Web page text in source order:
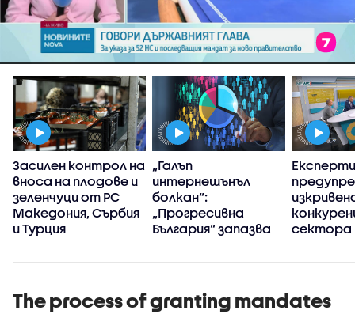
Засилен контрол на
вноса на плодове и
зеленчуци от РС
Македония, Сърбия
и Турция
„Галъп
интернешънъл
болкан“:
„Прогресивна
България“ запазва
доверие през
управление
Експерти
сектора
The process of granting mandates